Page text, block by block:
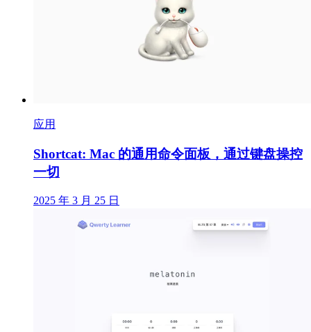
应用
Shortcat: Mac 的通用命令面板，通过键盘操控
一切
2025 年 3 月 25 日